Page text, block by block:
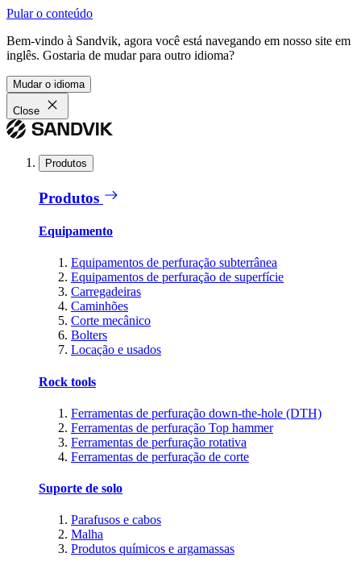
Pular o conteúdo
Bem-vindo à Sandvik, agora você está navegando em nosso site em
inglês. Gostaria de mudar para outro idioma?
Mudar o idioma
Close
Produtos
Produtos
Equipamento
Equipamentos de perfuração subterrânea
Equipamentos de perfuração de superfície
Carregadeiras
Caminhões
Corte mecânico
Bolters
Locação e usados
Rock tools
Ferramentas de perfuração down-the-hole (DTH)
Ferramentas de perfuração Top hammer
Ferramentas de perfuração rotativa
Ferramentas de perfuração de corte
Suporte de solo
Parafusos e cabos
Malha
Produtos químicos e argamassas